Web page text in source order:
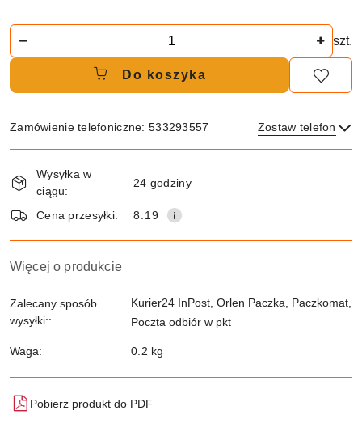
szt.
Do koszyka
Zamówienie telefoniczne: 533293557 Zostaw telefon
i
dostawa
Wysyłka w
ciągu:
24 godziny
Cena przesyłki: 8.19
Więcej o produkcie
Zalecany sposób
wysyłki::
Kurier24 InPost, Orlen Paczka, Paczkomat,
Poczta odbiór w pkt
Waga: 0.2 kg
Pobierz produkt do PDF